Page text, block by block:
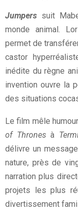
Jumpers suit
monde animal.
permet de
castor
inédite du règne
invention ouvre la
des situations
Le film mêle
of Thronesà
délivre un
nature, près de
narration plus
projets les plus
divertissement